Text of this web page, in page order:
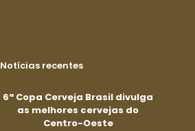
Notícias recentes
6ª Copa Cerveja Brasil divulga
as melhores cervejas do
Centro-Oeste